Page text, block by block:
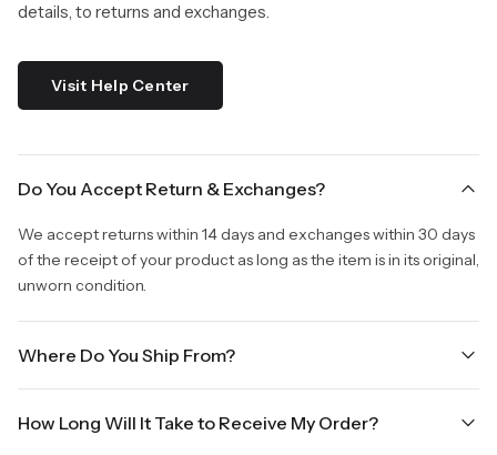
details, to returns and exchanges.
Visit Help Center
Do You Accept Return & Exchanges?
We accept returns within 14 days and exchanges within 30 days
of the receipt of your product as long as the item is in its original,
unworn condition.
Where Do You Ship From?
How Long Will It Take to Receive My Order?